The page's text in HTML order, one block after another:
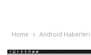
Home Android Haberleri